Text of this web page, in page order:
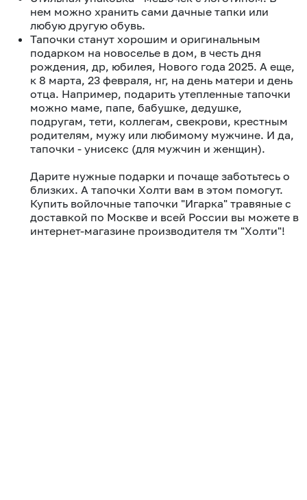
нем можно хранить сами дачные тапки или
любую другую обувь.
Тапочки станут хорошим и оригинальным
подарком на новоселье в дом, в честь дня
рождения, др, юбилея, Нового года 2025. А еще,
к 8 марта, 23 февраля, нг, на день матери и день
отца. Например, подарить утепленные тапочки
можно маме, папе, бабушке, дедушке,
подругам, тети, коллегам, свекрови, крестным
родителям, мужу или любимому мужчине. И да,
тапочки - унисекс (для мужчин и женщин).
Дарите нужные подарки и почаще заботьтесь о
близких. А тапочки Холти вам в этом помогут.
Купить войлочные тапочки "Игарка" травяные с
доставкой по Москве и всей России вы можете в
интернет-магазине производителя тм "Холти"!